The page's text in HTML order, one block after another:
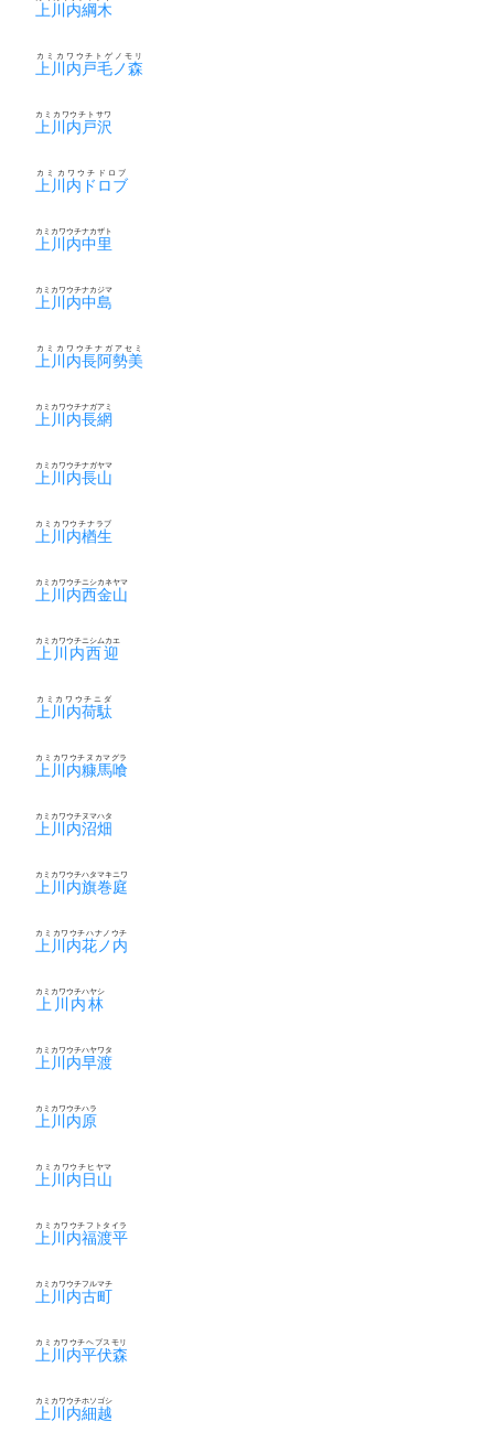
上川内綱木
上川内戸毛ノ森
カミカワウチトゲノモリ
上川内戸沢
カミカワウチトサワ
上川内ドロブ
カミカワウチドロブ
上川内中里
カミカワウチナカザト
上川内中島
カミカワウチナカジマ
上川内長阿勢美
カミカワウチナガアセミ
上川内長網
カミカワウチナガアミ
上川内長山
カミカワウチナガヤマ
上川内楢生
カミカワウチナラブ
上川内西金山
カミカワウチニシカネヤマ
上川内西迎
カミカワウチニシムカエ
上川内荷駄
カミカワウチニダ
上川内糠馬喰
カミカワウチヌカマグラ
上川内沼畑
カミカワウチヌマハタ
上川内旗巻庭
カミカワウチハタマキニワ
上川内花ノ内
カミカワウチハナノウチ
上川内林
カミカワウチハヤシ
上川内早渡
カミカワウチハヤワタ
上川内原
カミカワウチハラ
上川内日山
カミカワウチヒヤマ
上川内福渡平
カミカワウチフトタイラ
上川内古町
カミカワウチフルマチ
上川内平伏森
カミカワウチヘブスモリ
上川内細越
カミカワウチホソゴシ